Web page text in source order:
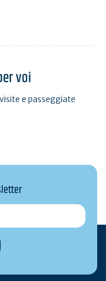
voi
e passeggiate